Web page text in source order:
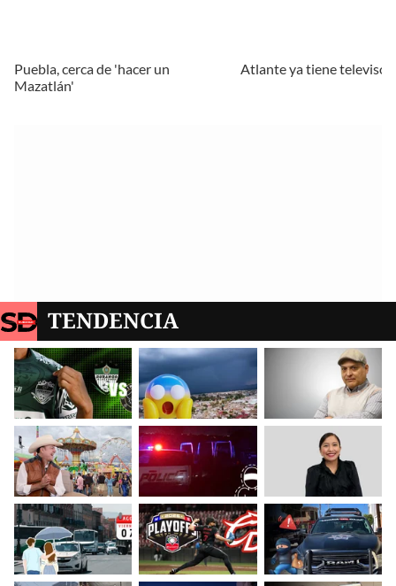
Puebla, cerca de 'hacer un
Mazatlán'
Atlante ya tiene
TENDENCIA